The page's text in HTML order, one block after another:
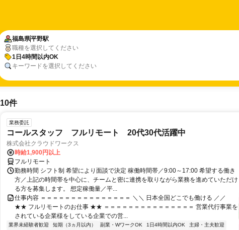
福島県平野駅
職種を選択してください
1日4時間以内OK
キーワードを選択してください
10件
業務委託
コールスタッフ フルリモート 20代30代活躍中
株式会社クラウドワークス
時給1,900円以上
フルリモート
勤務時間 シフト制 希望により面談で決定 稼働時間帯／9:00～17:00 希望する働き
方／上記の時間帯を中心に、チームと密に連携を取りながら業務を進めていただけ
る方を募集します。 想定稼働量／平...
仕事内容 ＝＝＝＝＝＝＝＝＝＝＝＝＝＝＝ ＼＼ 日本全国どこでも働ける ／／
★★ フルリモートのお仕事 ★★ ＝＝＝＝＝＝＝＝＝＝＝＝＝＝＝ 営業代行事業を
されている企業様をしている企業での営...
業界未経験者歓迎 短期（3ヵ月以内） 副業・WワークOK 1日4時間以内OK
主婦・主夫歓迎